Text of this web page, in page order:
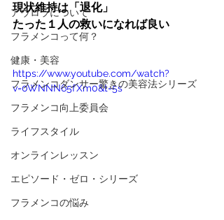
アウロラについて
フラメンコって何？
健康・美容
フラメンコダンサー驚きの美容法シリーズ
フラメンコ向上委員会
ライフスタイル
オンラインレッスン
エピソード・ゼロ・シリーズ
フラメンコの悩み
現状維持は「退化」
たった１人の救いになれば良い
https://www.youtube.com/watch?
v=0WNNN65fXm0&t=5s